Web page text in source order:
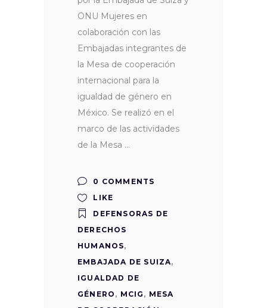
ONU Mujeres en
colaboración con las
Embajadas integrantes de
la Mesa de cooperación
internacional para la
igualdad de género en
México. Se realizó en el
marco de las actividades
de la Mesa
0 COMMENTS
LIKE
DEFENSORAS DE
DERECHOS
HUMANOS,
EMBAJADA DE SUIZA,
IGUALDAD DE
GÉNERO , MCIG , MESA